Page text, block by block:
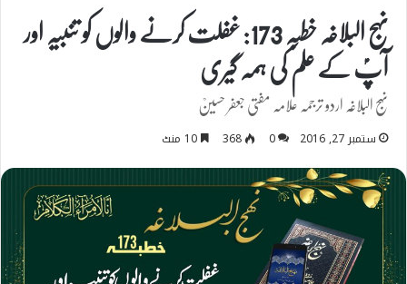
نہج البلاغہ خطبہ 173: غفلت کرنے والوں کو تنبیہ اور
آپؑ کے علم کی ہمہ گیری
نہج البلاغہ اردو ترجمہ علامہ مفتی جعفر حسینؒ
ستمبر 27, 2016 0
368